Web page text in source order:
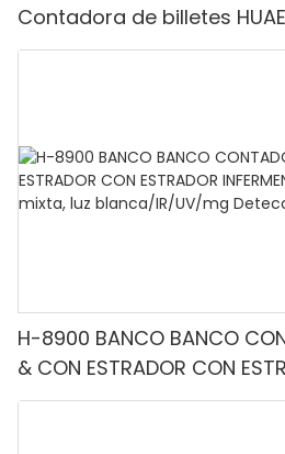
Contadora de billetes
H-8900 BANCO BANCO
& CON ESTRADOR CON
Denominación mixta, luz